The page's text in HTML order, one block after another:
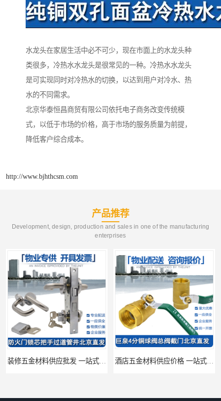
水龙头在家居生活中必不可少，现在市面上的水龙头种
类很多，冷热水水龙头是很常见的一种。冷热水水龙头
是可实现同时对冷热水的切换，以达到用户对冷水、热
水的不同需求。
北京华泰恒昌商贸有限公司依托电子商务改变传统模
式，以低于市场的价格，高于市场的服务质量为前提，
降低客户综合成本。
http://www.bjhthcsm.com
产品推荐
Development, design, production and sales in one of the manufacturing
enterprises